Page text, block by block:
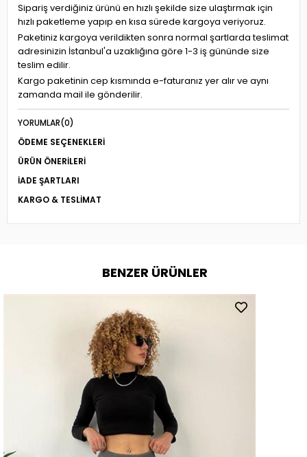
Sipariş verdiğiniz ürünü en hızlı şekilde size ulaştırmak için
hızlı paketleme yapıp en kısa sürede kargoya veriyoruz.
Paketiniz kargoya verildikten sonra normal şartlarda teslimat
adresinizin İstanbul'a uzaklığına göre 1-3 iş gününde size
teslim edilir.
Kargo paketinin cep kısmında e-faturanız yer alır ve aynı
zamanda mail ile gönderilir.
YORUMLAR(0)
ÖDEME SEÇENEKLERI
ÜRÜN ÖNERILERI
İADE ŞARTLARI
KARGO & TESLIMAT
BENZER ÜRÜNLER